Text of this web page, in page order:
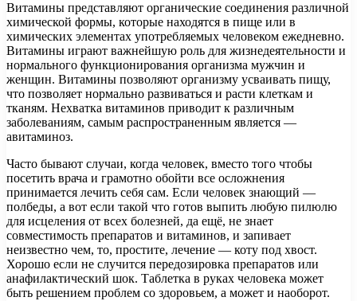
Витамины представляют органические соединения различной
химической формы, которые находятся в пище или в
химических элементах употребляемых человеком ежедневно.
Витамины играют важнейшую роль для жизнедеятельности и
нормального функционирования организма мужчин и
женщин. Витамины позволяют организму усваивать пищу,
что позволяет нормально развиваться и расти клеткам и
тканям. Нехватка витаминов приводит к различным
заболеваниям, самым распространенным является —
авитаминоз.
Часто бывают случаи, когда человек, вместо того чтобы
посетить врача и грамотно обойти все осложнения
принимается лечить себя сам. Если человек знающий —
полбеды, а вот если такой что готов выпить любую пилюлю
для исцеления от всех болезней, да ещё, не знает
совместимость препаратов и витаминов, и запивает
неизвестно чем, то, простите, лечение — коту под хвост.
Хорошо если не случится передозировка препаратов или
анафилактический шок. Таблетка в руках человека может
быть решением проблем со здоровьем, а может и наоборот.